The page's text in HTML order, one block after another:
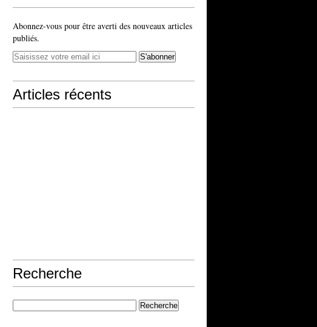
Abonnez-vous pour être averti des nouveaux articles
publiés.
Articles récents
Recherche